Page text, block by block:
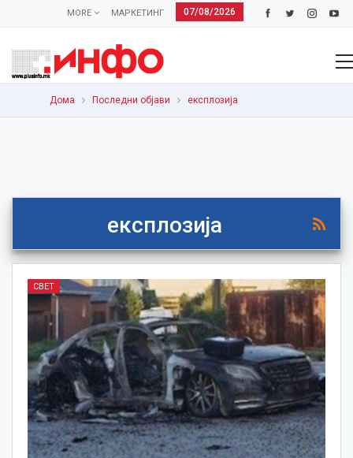
07/08/2026
МАРКЕТИНГ
MORE
Дома Последни објави експлозија
експлозија
СВЕТ